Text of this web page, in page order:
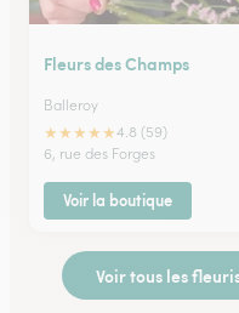
Fleurs des Champs
Balleroy
★★★★★4.8 (59)
6, rue des Forges
Voir la boutique
Voir tous les